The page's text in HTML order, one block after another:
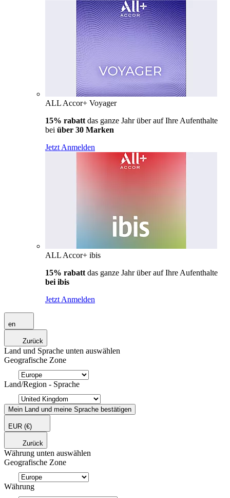
ALL Accor+ Voyager
15% rabatt das ganze Jahr über auf Ihre Aufenthalte
bei über 30 Marken
Jetzt Anmelden
ALL Accor+ ibis
15% rabatt das ganze Jahr über auf Ihre Aufenthalte
bei ibis
Jetzt Anmelden
en
Zurück
Land und Sprache unten auswählen
Geografische Zone
Land/Region - Sprache
Mein Land und meine Sprache bestätigen
EUR (€)
Zurück
Währung unten auswählen
Geografische Zone
Währung